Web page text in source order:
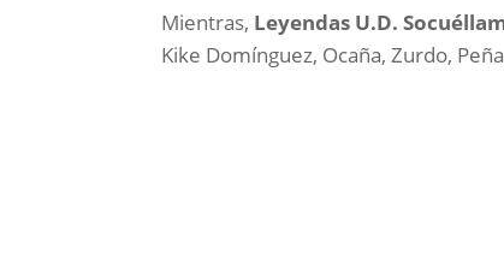
Mientras, Leyendas U.D.
Kike Domínguez, Ocaña, Zurdo,